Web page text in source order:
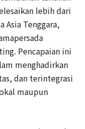
lebih dari
Asia Tenggara,
Pencapaian ini
menghadirkan
dan terintegrasi
maupun